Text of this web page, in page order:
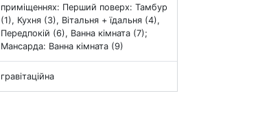
приміщеннях: Перший поверх: Тамбур
(1), Кухня (3), Вітальня + їдальня (4),
Передпокій (6), Ванна кімната (7);
Мансарда: Ванна кімната (9)
гравітаційна